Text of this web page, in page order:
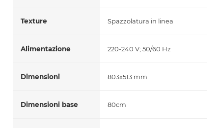
Texture Spazzolatura in linea
Alimentazione 220-240 V; 50/60 Hz
Dimensioni 803x513 mm
Dimensioni base 80cm